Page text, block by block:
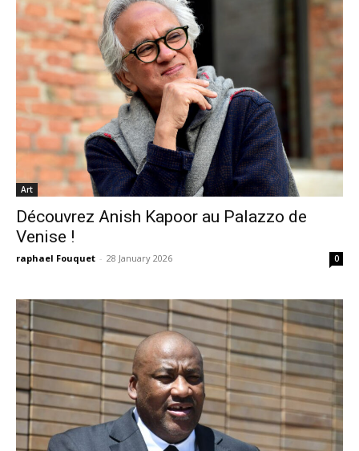
Art
Découvrez Anish Kapoor au Palazzo de
Venise !
raphael Fouquet - 28 January 2026 0